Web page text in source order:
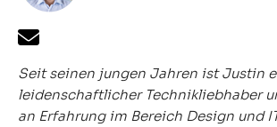
Seit seinen jungen Jahren ist Justin
leidenschaftlicher Technikliebhaber
an Erfahrung im Bereich Design und